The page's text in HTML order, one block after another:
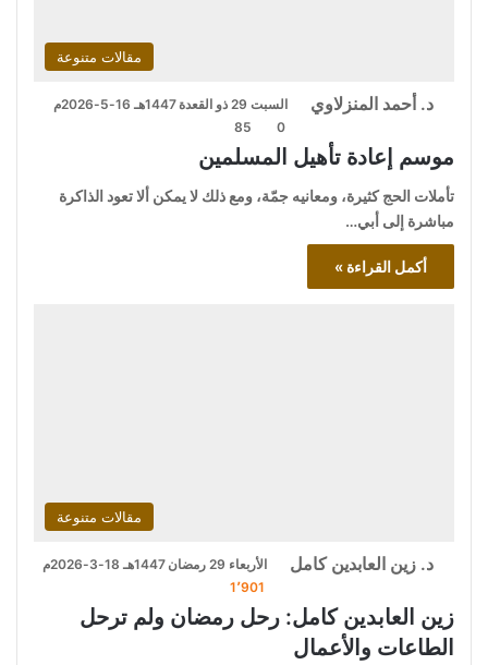
مقالات متنوعة
د. أحمد المنزلاوي
السبت 29 ذو القعدة 1447هـ 16-5-2026م
0
85
موسم إعادة تأهيل المسلمين
تأملات الحج كثيرة، ومعانيه جمّة، ومع ذلك لا يمكن ألا تعود الذاكرة
مباشرة إلى أبي…
أكمل القراءة »
مقالات متنوعة
د. زين العابدين كامل
الأربعاء 29 رمضان 1447هـ 18-3-2026م
1٬901
زين العابدين كامل: رحل رمضان ولم ترحل
الطاعات والأعمال